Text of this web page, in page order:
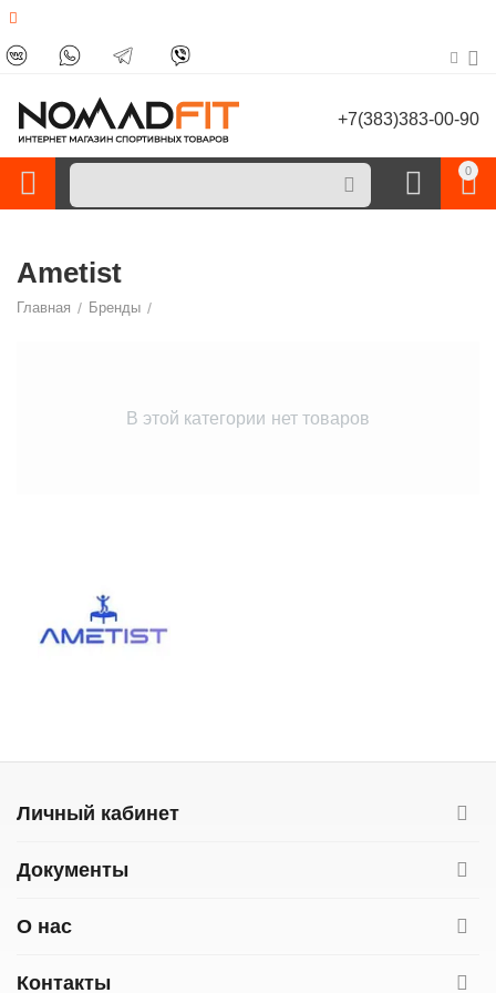
+7(383)383-00-90
0
Ametist
Главная / Бренды /
В этой категории нет товаров
Личный кабинет
Документы
О нас
Контакты